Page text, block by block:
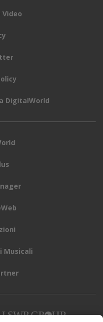
Video
DigitalWorld
Musicali